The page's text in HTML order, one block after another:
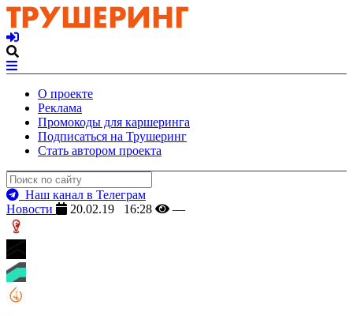
О проекте
Реклама
Промокоды для каршеринга
Подписаться на Трушеринг
Стать автором проекта
Наш канал в Телеграм
Новости
20.02.19 16:28 —